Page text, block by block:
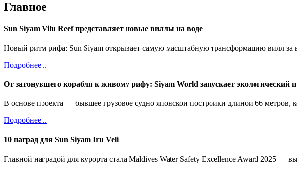
Главное
Sun Siyam Vilu Reef представляет новые виллы на воде
Новый ритм рифа: Sun Siyam открывает самую масштабную трансформацию вилл за
Подробнее...
От затонувшего корабля к живому рифу: Siyam World запускает экологический
В основе проекта — бывшее грузовое судно японской постройки длиной 66 метров,
Подробнее...
10 наград для Sun Siyam Iru Veli
Главной наградой для курорта стала Maldives Water Safety Excellence Award 2025 —